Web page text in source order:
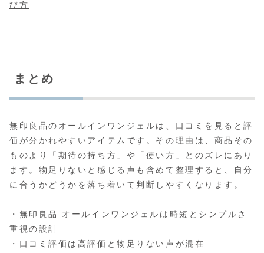
び方
まとめ
無印良品のオールインワンジェルは、口コミを見ると評
価が分かれやすいアイテムです。その理由は、商品その
ものより「期待の持ち方」や「使い方」とのズレにあり
ます。物足りないと感じる声も含めて整理すると、自分
に合うかどうかを落ち着いて判断しやすくなります。
・無印良品 オールインワンジェルは時短とシンプルさ
重視の設計
・口コミ評価は高評価と物足りない声が混在